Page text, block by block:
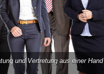
und Vertretung aus einer Hand